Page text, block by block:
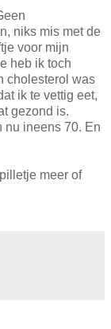
niks mis met de
voor mijn
heb ik toch
cholesterol was
ik te vettig eet,
gezond is.
nu ineens 70. En
meer of